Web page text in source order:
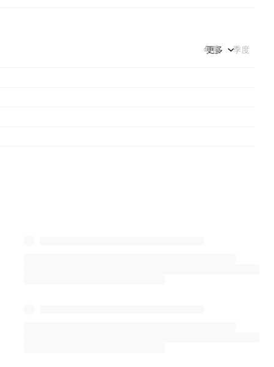
年度 季度
更多